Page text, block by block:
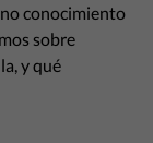
conocimiento
sobre
y qué